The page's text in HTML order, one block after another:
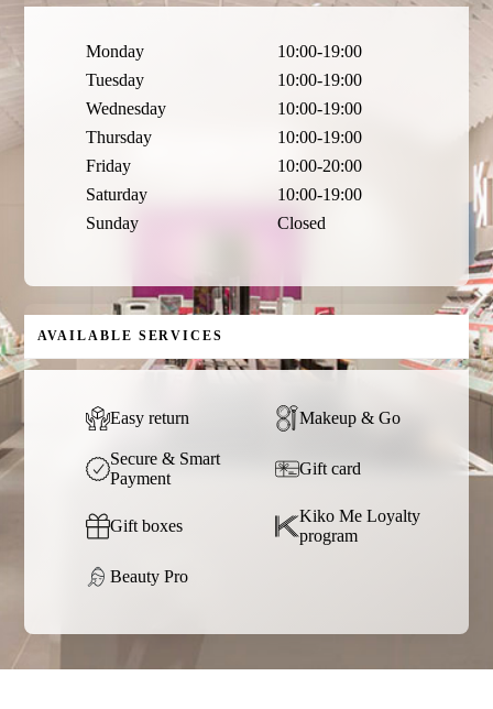
Monday
10:00-19:00
Tuesday
10:00-19:00
Wednesday
10:00-19:00
Thursday
10:00-19:00
Friday
10:00-20:00
Saturday
10:00-19:00
Sunday
Closed
AVAILABLE SERVICES
Easy return Makeup & Go
Secure & Smart
Payment
Gift card
Gift boxes
Kiko Me Loyalty
program
Beauty Pro